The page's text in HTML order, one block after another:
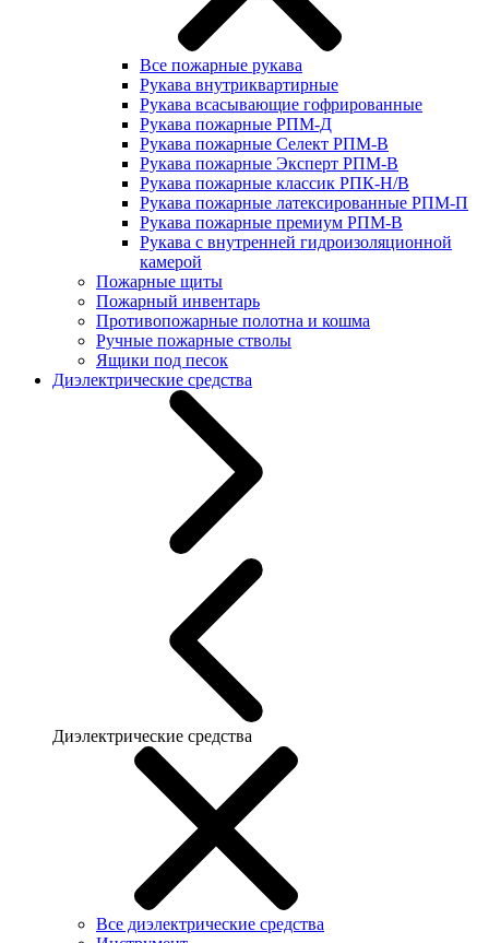
Все пожарные рукава
Рукава внутриквартирные
Рукава всасывающие гофрированные
Рукава пожарные РПМ-Д
Рукава пожарные Селект РПМ-В
Рукава пожарные Эксперт РПМ-В
Рукава пожарные классик РПК-Н/В
Рукава пожарные латексированные РПМ-П
Рукава пожарные премиум РПМ-В
Рукава с внутренней гидроизоляционной
камерой
Пожарные щиты
Пожарный инвентарь
Противопожарные полотна и кошма
Ручные пожарные стволы
Ящики под песок
Диэлектрические средства
Диэлектрические средства
Все диэлектрические средства